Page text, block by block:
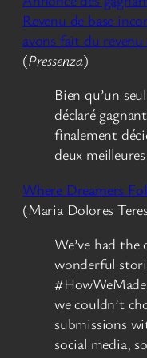
Revenu de base
avons fait du
(Pressenza)
Bien qu’un
déclaré
finalement
deux
Where Dreamers
(Maria Dolores
We’ve had
wonderful
we couldn’t
submissions
social media,